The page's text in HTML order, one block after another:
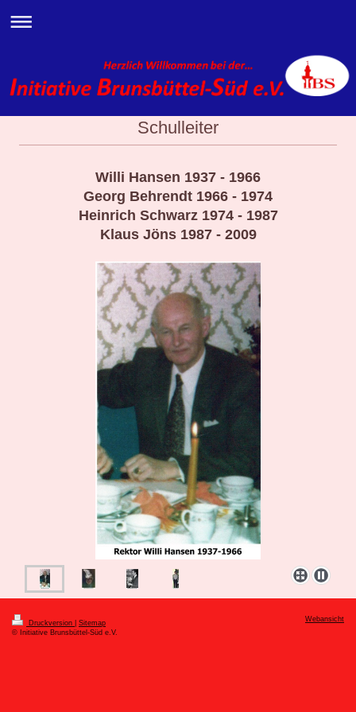
Schulleiter
Willi Hansen 1937 - 1966
Georg Behrendt 1966 - 1974
Heinrich Schwarz 1974 - 1987
Klaus Jöns 1987 - 2009
Druckversion
Sitemap
© Initiative Brunsbüttel-Süd e.V.
Webansicht